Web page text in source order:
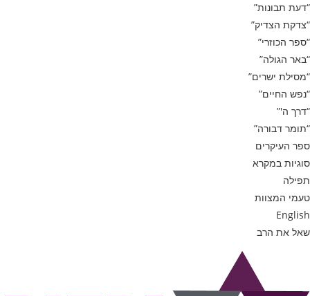
“דעת תבונות”
“צדקת הצדיק”
“ספר הכוזרי”
“באר הגולה”
“מסילת ישרים”
“נפש החיים”
“דרך ה'”
“תומר דבורה”
ספר העיקרים
סוגיות במקרא
תפילה
טעמי המצוות
English
שאל את הרב